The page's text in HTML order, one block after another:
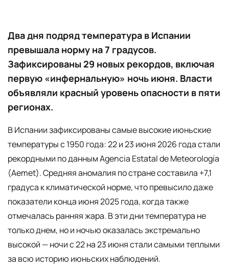
Два дня подряд температура в Испании
превышала норму на 7 градусов.
Зафиксированы 29 новых рекордов, включая
первую «инфернальную» ночь июня. Власти
объявляли красный уровень опасности в пяти
регионах.
В Испании зафиксированы самые высокие июньские
температуры с 1950 года: 22 и 23 июня 2026 года стали
рекордными по данным Agencia Estatal de Meteorología
(Aemet). Средняя аномалия по стране составила +7,1
градуса к климатической норме, что превысило даже
показатели конца июня 2025 года, когда также
отмечалась ранняя жара. В эти дни температура не
только днем, но и ночью оказалась экстремально
высокой — ночи с 22 на 23 июня стали самыми теплыми
за всю историю июньских наблюдений.